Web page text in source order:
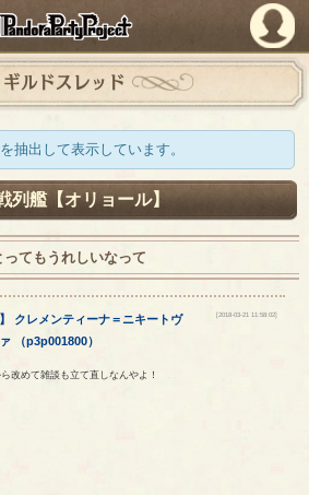
PandoraPartyProject
ギルドスレッド
抽出して表示しています。
列艦【オリョール】
ってもうれしいなって
】 クレメンティーナ＝ ニキートヴ
（p3p001800）
[2018-03-21 11:58:02]
改めて雑談も立て直しなんやよ！